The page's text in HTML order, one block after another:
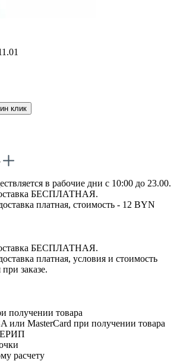
клик
в рабочие дни с 10:00 до 23.00.
БЕСПЛАТНАЯ.
платная, стоимость - 12 BYN
БЕСПЛАТНАЯ.
платная, условия и стоимость
заказе.
получении товара
или MasterCard при получении товара
ЕРИП
расчету